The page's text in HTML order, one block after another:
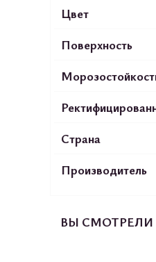
Цвет
Поверхность
Страна
Производитель
ВЫ СМОТРЕЛИ